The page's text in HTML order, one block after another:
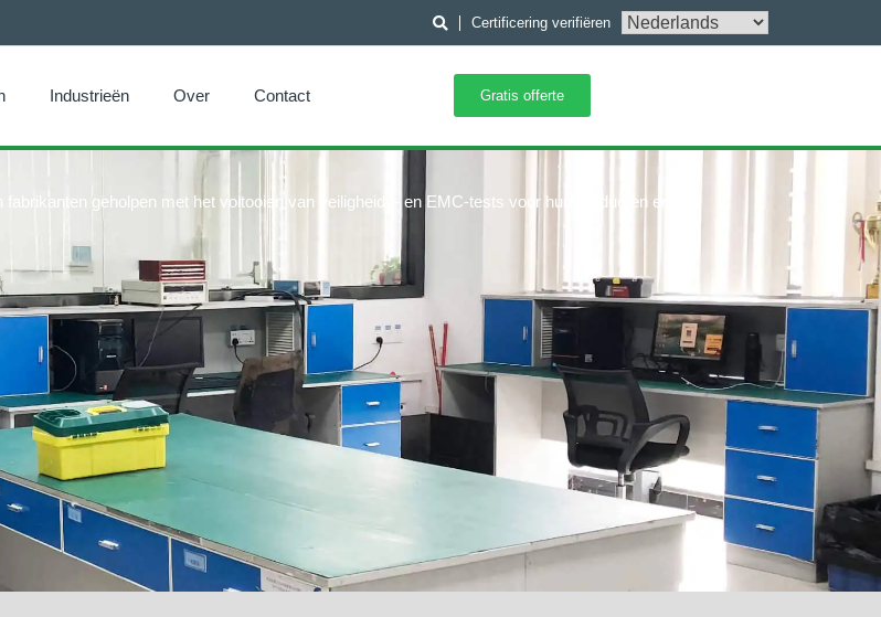
Certificering verifiëren
Industrieën Over Contact Gratis offerte
geholpen met het voltooien van veiligheids- en EMC-tests voor hun producten en